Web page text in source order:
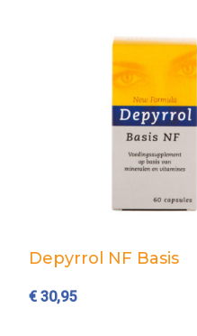
Add to cart
Depyrrol NF Basis
€ 30,95